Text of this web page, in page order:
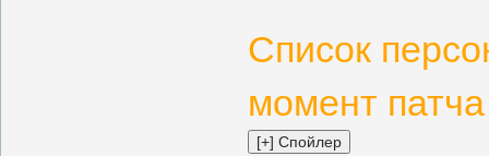
Список
момент